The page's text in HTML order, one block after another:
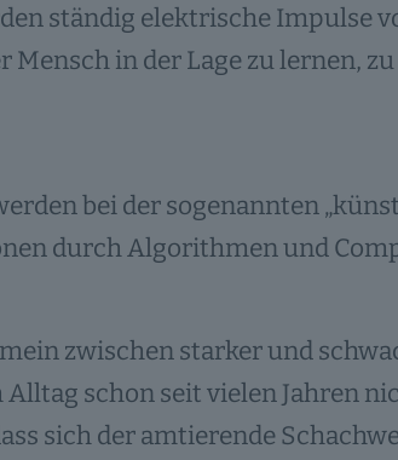
ständig elektrische Impulse
Mensch in der Lage zu lernen,
bei der sogenannten
durch Algorithmen und
zwischen starker und
schon seit vielen Jahren
sich der amtierende